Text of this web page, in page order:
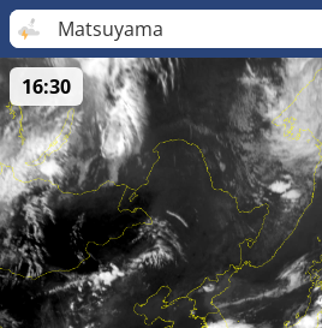
Matsuyama
16:30